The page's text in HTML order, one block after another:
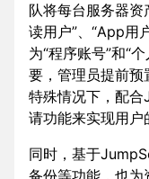
队将每台服务器资
读用户”、“App用
为“程序账号”和“
要，管理员提前
特殊情况下，配
请功能来实现用户
同时，基于